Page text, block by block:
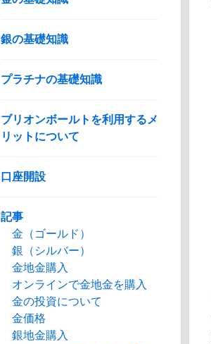
銀の基礎知識
プラチナの基礎知識
ブリオンボールトを利用するメ
リットについて
口座開設
記事
金（ゴールド）
銀（シルバー）
金地金購入
オンラインで金地金を購入
金の投資について
金価格
銀地金購入